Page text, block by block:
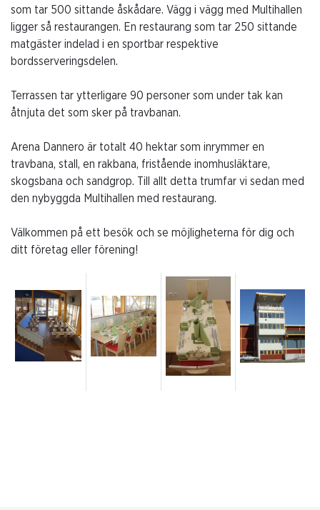
som tar 500 sittande åskådare. Vägg i vägg med Multihallen
ligger så restaurangen. En restaurang som tar 250 sittande
matgäster indelad i en sportbar respektive
bordsserveringsdelen.
Terrassen tar ytterligare 90 personer som under tak kan
åtnjuta det som sker på travbanan.
Arena Dannero är totalt 40 hektar som inrymmer en
travbana, stall, en rakbana, fristående inomhusläktare,
skogsbana och sandgrop. Till allt detta trumfar vi sedan med
den nybyggda Multihallen med restaurang.
Välkommen på ett besök och se möjligheterna för dig och
ditt företag eller förening!